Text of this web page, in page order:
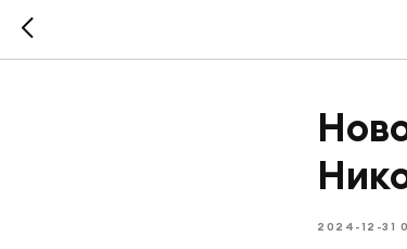
2024-12-31